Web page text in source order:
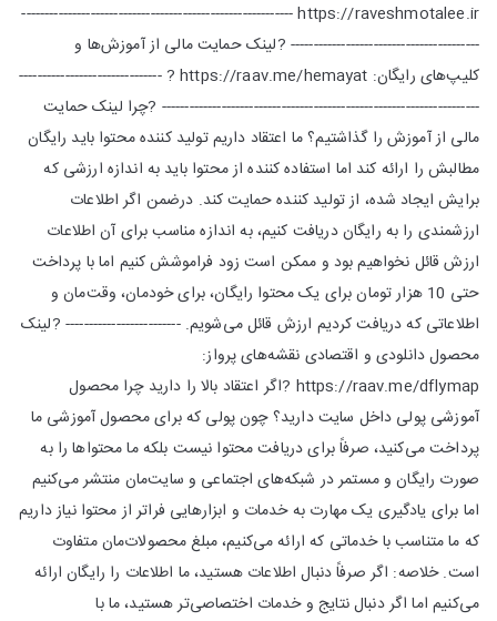
https://raveshmotalee.ir -----------------------------------------------------------
----------------------------------------- ?لینک حمایت مالی از آموزش‌ها و
کلیپ‌های رایگان: https://raav.me/hemayat ? -------------------------------
--------------------------------------------------------------------- ?چرا لینک حمایت
مالی از آموزش را گذاشتیم؟ ما اعتقاد داریم تولید کننده محتوا باید رایگان
مطالبش را ارائه کند اما استفاده کننده از محتوا باید به اندازه ارزشی که
برایش ایجاد شده، از تولید کننده حمایت کند. درضمن اگر اطلاعات
ارزشمندی را به رایگان دریافت کنیم، به اندازه مناسب برای آن اطلاعات
ارزش قائل نخواهیم بود و ممکن است زود فراموشش کنیم اما با پرداخت
حتی 10 هزار تومان برای یک محتوا رایگان، برای خودمان، وقت‌مان و
اطلاعاتی که دریافت کردیم ارزش قائل می‌شویم. ------------------------- ?لینک
محصول دانلودی و اقتصادی نقشه‌های پرواز:
https://raav.me/dflymap ?اگر اعتقاد بالا را دارید چرا محصول
آموزشی پولی داخل سایت دارید؟ چون پولی که برای محصول آموزشی ما
پرداخت می‌کنید، صرفاً برای دریافت محتوا نیست بلکه ما محتواها را به
صورت رایگان و مستمر در شبکه‌های اجتماعی و سایت‌مان منتشر می‌کنیم
اما برای یادگیری یک مهارت به خدمات و ابزارهایی فراتر از محتوا نیاز داریم
که ما متناسب با خدماتی که ارائه می‌کنیم، مبلغ محصولات‌مان متفاوت
است. خلاصه: اگر صرفاً دنبال اطلاعات هستید، ما اطلاعات را رایگان ارائه
می‌کنیم اما اگر دنبال نتایج و خدمات اختصاصی‌تر هستید، ما با